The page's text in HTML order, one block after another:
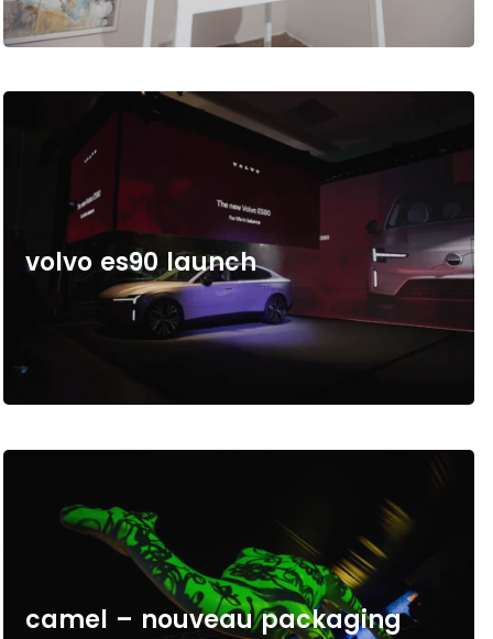
volvo es90 launch
camel – nouveau packaging